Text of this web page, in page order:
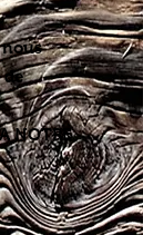
nous
de
NOTRE